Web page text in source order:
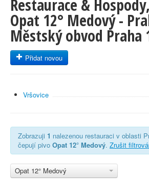
Restaurace &
Opat 12° Medový -
Městský obvod Praha
Přidat novou
Vršovice
Zobrazuji 1 nalezenou restauraci v oblasti
čepují pivo Opat 12° Medový. Zrušit
Opat 12° Medový